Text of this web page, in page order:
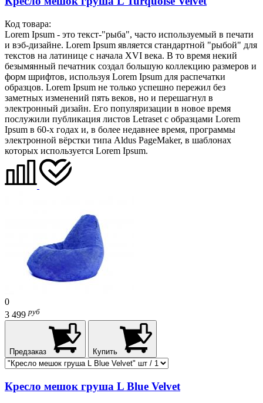
Код товара:
Lorem Ipsum - это текст-"рыба", часто используемый в печати
и вэб-дизайне. Lorem Ipsum является стандартной "рыбой" для
текстов на латинице с начала XVI века. В то время некий
безымянный печатник создал большую коллекцию размеров и
форм шрифтов, используя Lorem Ipsum для распечатки
образцов. Lorem Ipsum не только успешно пережил без
заметных изменений пять веков, но и перешагнул в
электронный дизайн. Его популяризации в новое время
послужили публикация листов Letraset с образцами Lorem
Ipsum в 60-х годах и, в более недавнее время, программы
электронной вёрстки типа Aldus PageMaker, в шаблонах
которых используется Lorem Ipsum.
0
3 499 руб
Предзаказ Купить
Кресло мешок груша L Blue Velvet